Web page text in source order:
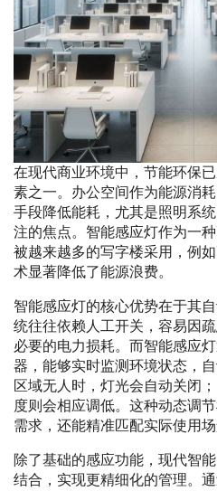
在现代商业环境中，节能环保
素之一。办公空间作为能源消
手段降低能耗，尤其是照明系
注的焦点。智能感应灯作为一
被越来越多的写字楼采用，例
术显著降低了能源浪费。
智能感应灯的核心优势在于其
统往往依赖人工开关，容易因
必要的电力损耗。而智能感应
器，能够实时监测环境状态，
区域无人时，灯光会自动关闭
度则会相应调低。这种动态调
需求，还能精准匹配实际使用
除了基础的感应功能，现代智
结合，实现更精细化的管理。